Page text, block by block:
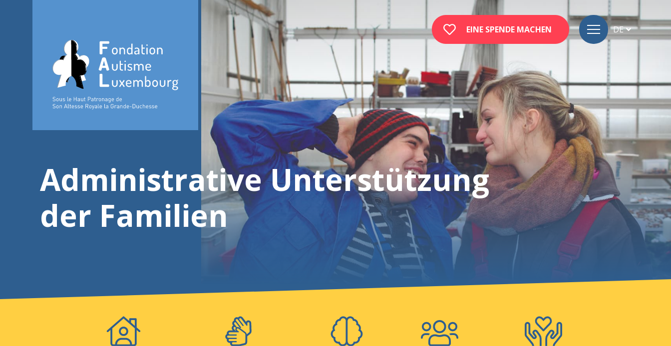
EINE SPENDE MACHEN DE
Home
Stiftung
Dienste
Autismus
Arbeitgeber
Helfen Sie uns
Administrative Unterstützung
der Familien